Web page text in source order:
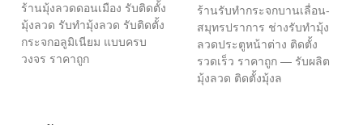
ร้านมุ้งลวดดอนเมือง รับติดตั้ง
มุ้งลวด รับทำมุ้งลวด รับติดตั้ง
กระจกอลูมิเนียม แบบครบ
วงจร ราคาถูก
ร้านรับทำกระจกบานเลื่อน-
สมุทรปราการ ช่างรับทำมุ้ง
ลวดประตูหน้าต่าง ติดตั้ง
รวดเร็ว ราคาถูก — รับผลิต
มุ้งลวด ติดตั้งมุ้งล